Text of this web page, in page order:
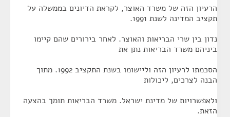
הרעיון הזה של משרד האוצר, לקראת הדיונים בממשלה על
תקציב המדינה לשנת 1991.
נדון בין שרי הבריאות והאוצר. לאחר בירורים שהם קיימו
ביניהם משרד הבריאות נתן את
הסכמתו לרעיון הזה וליישומו בשנת התקציב 1992. מתוך
הבנה לצרכים, ליכולות
ולאפשרויות של מדינת ישראל. משרד הבריאות תומך בהצעה
הזאת.